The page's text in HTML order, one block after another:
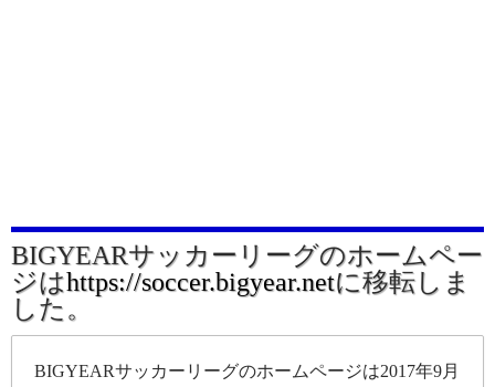
BIGYEARサッカーリーグのホームペー
ジはhttps://soccer.bigyear.netに移転しま
した。
BIGYEARサッカーリーグのホームページは2017年9月